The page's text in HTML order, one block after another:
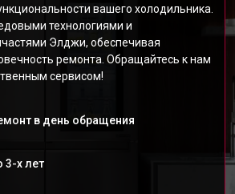
вашего холодильника.
технологиями и
Элджи, обеспечивая
ремонта. Обращайтесь к нам
сервисом!
в день обращения
3-х лет